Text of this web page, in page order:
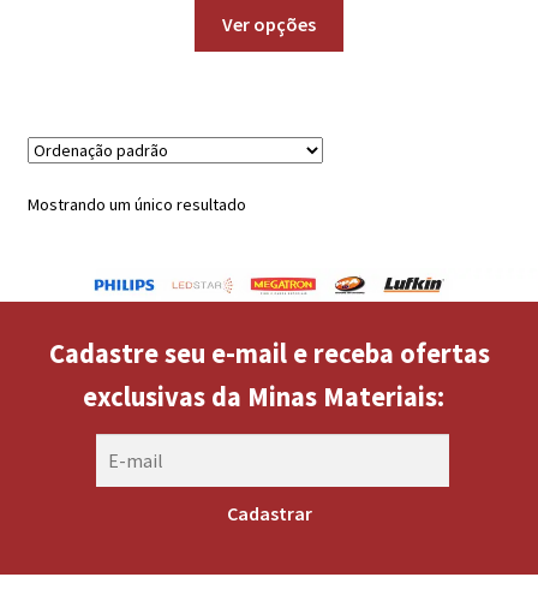
Ver opções
Mostrando um único resultado
Cadastre seu e-mail e receba ofertas
exclusivas da Minas Materiais: